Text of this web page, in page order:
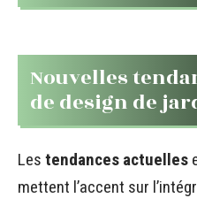
Nouvelles
de design de
Les tendances actuelles
mettent l’accent sur